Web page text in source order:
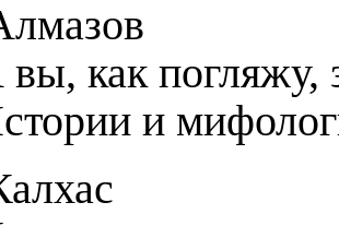
как погляжу,
и